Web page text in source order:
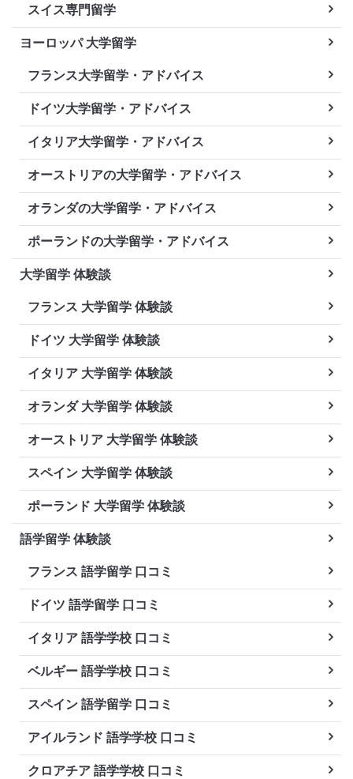
スイス専門留学
ヨーロッパ 大学留学
フランス大学留学・アドバイス
ドイツ大学留学・アドバイス
イタリア大学留学・アドバイス
オーストリアの大学留学・アドバイス
オランダの大学留学・アドバイス
ポーランドの大学留学・アドバイス
大学留学 体験談
フランス 大学留学 体験談
ドイツ 大学留学 体験談
イタリア 大学留学 体験談
オランダ 大学留学 体験談
オーストリア 大学留学 体験談
スペイン 大学留学 体験談
ポーランド 大学留学 体験談
語学留学 体験談
フランス 語学留学 口コミ
ドイツ 語学留学 口コミ
イタリア 語学学校 口コミ
ベルギー 語学学校 口コミ
スペイン 語学留学 口コミ
アイルランド 語学学校 口コミ
クロアチア 語学学校 口コミ